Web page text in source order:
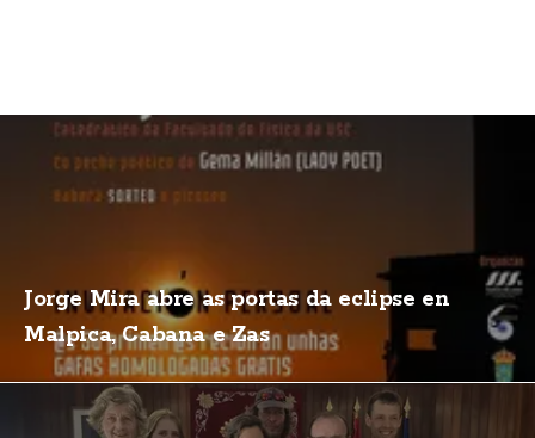
Jorge Mira abre as portas da eclipse en
Malpica, Cabana e Zas